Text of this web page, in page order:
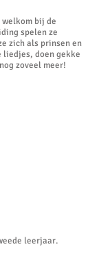
bij de
spelen ze
zich als prinsen en
liedjes, doen gekke
zoveel meer!
leerjaar.